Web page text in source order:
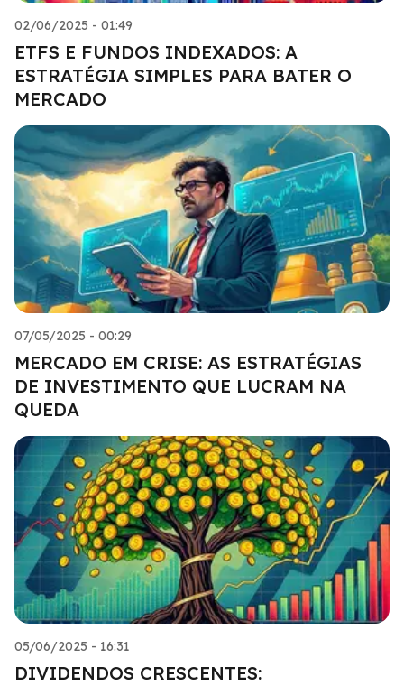
02/06/2025 - 01:49
ETFS E FUNDOS INDEXADOS: A
ESTRATÉGIA SIMPLES PARA BATER O
MERCADO
07/05/2025 - 00:29
MERCADO EM CRISE: AS ESTRATÉGIAS
DE INVESTIMENTO QUE LUCRAM NA
QUEDA
05/06/2025 - 16:31
DIVIDENDOS CRESCENTES: